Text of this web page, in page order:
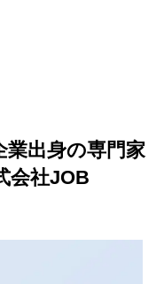
出身の専門家
会社JOB